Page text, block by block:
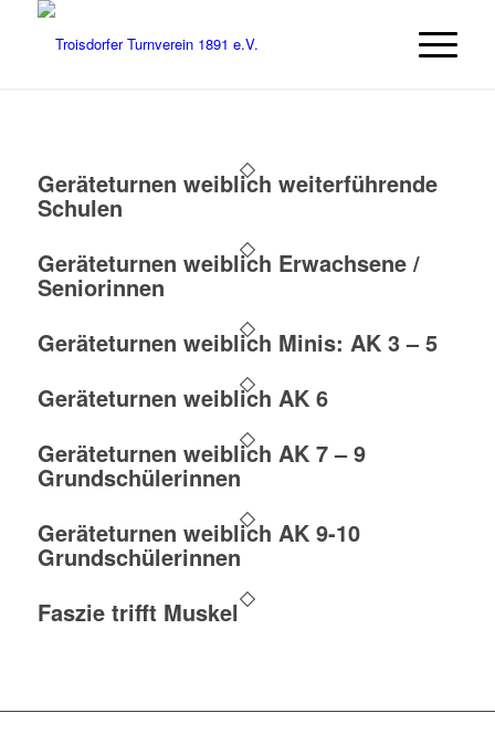
Geräteturnen weiblich weiterführende
Schulen
Geräteturnen weiblich Erwachsene /
Seniorinnen
Geräteturnen weiblich Minis: AK 3 – 5
Geräteturnen weiblich AK 6
Geräteturnen weiblich AK 7 – 9
Grundschülerinnen
Geräteturnen weiblich AK 9-10
Grundschülerinnen
Faszie trifft Muskel